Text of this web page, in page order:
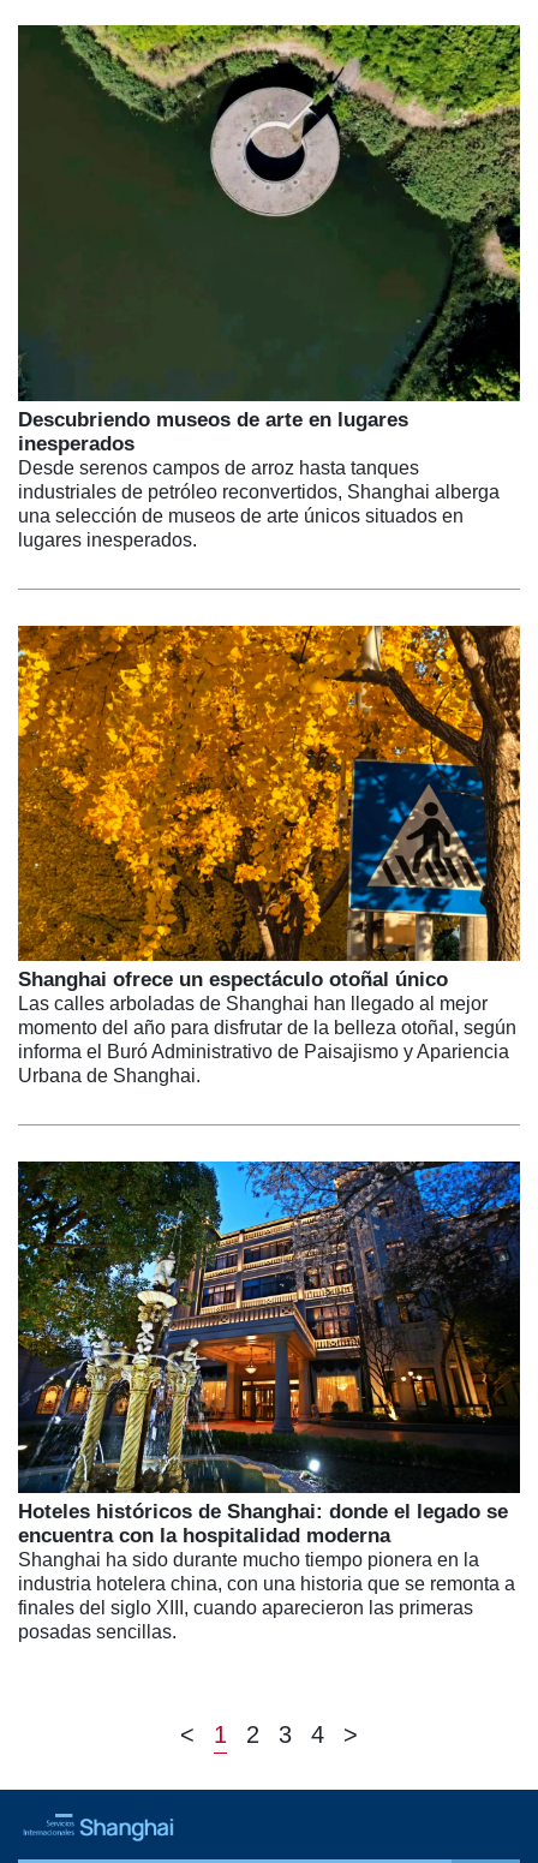
Descubriendo museos de arte en lugares
inesperados
Desde serenos campos de arroz hasta tanques
industriales de petróleo reconvertidos, Shanghai alberga
una selección de museos de arte únicos situados en
lugares inesperados.
Shanghai ofrece un espectáculo otoñal único
Las calles arboladas de Shanghai han llegado al mejor
momento del año para disfrutar de la belleza otoñal, según
informa el Buró Administrativo de Paisajismo y Apariencia
Urbana de Shanghai.
Hoteles históricos de Shanghai: donde el legado se
encuentra con la hospitalidad moderna
Shanghai ha sido durante mucho tiempo pionera en la
industria hotelera china, con una historia que se remonta a
finales del siglo XIII, cuando aparecieron las primeras
posadas sencillas.
< 1 2 3 4 >